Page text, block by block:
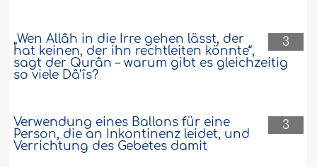
3
„Wen Allâh in die Irre gehen lässt, der
hat keinen, der ihn rechtleiten könnte“,
sagt der Qurân – warum gibt es gleichzeitig
so viele Dâ’îs?
3
Verwendung eines Ballons für eine
Person, die an Inkontinenz leidet, und
Verrichtung des Gebetes damit